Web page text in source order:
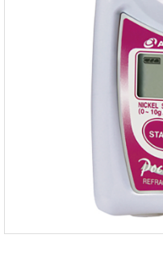
Delta-OHM
DRAGER (드레가)
e-Plus Innovation